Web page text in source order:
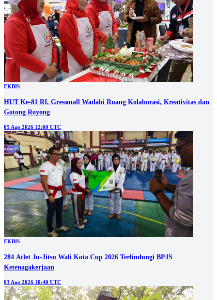
EKBIS
HUT Ke-81 RI, Gressmall Wadahi Ruang Kolaborasi, Kreativitas dan
Gotong Royong
05 Aug 2026 12:00 UTC
EKBIS
284 Atlet Ju-Jitsu Wali Kota Cup 2026 Terlindungi BPJS
Ketenagakerjaan
03 Aug 2026 10:40 UTC